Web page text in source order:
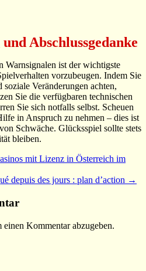
Abschlussgedanke
ist der wichtigste
vorzubeugen. Indem Sie
Veränderungen achten,
Sie die verfügbaren technischen
Sie sich notfalls selbst. Scheuen
in Anspruch zu nehmen – dies ist
Schwäche. Glücksspiel sollte stets
bleiben.
mit Lizenz in Österreich im
depuis des jours : plan d’action →
einen Kommentar abzugeben.